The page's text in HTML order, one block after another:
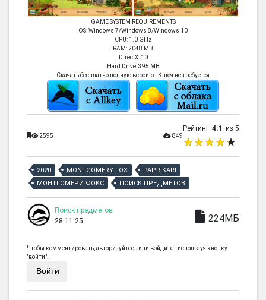
GAME SYSTEM REQUIREMENTS
OS: Windows 7/Windows 8/Windows 10
CPU: 1.0 GHz
RAM: 2048 MB
DirectX: 10
Hard Drive: 395 MB
Скачать бесплатно полную версию | Ключ не требуется
2595 849
Рейтинг 4.1 из 5
2020 MONTGOMERY FOX
PAPRIKARI
МОНТГОМЕРИ ФОКС
ПОИСК ПРЕДМЕТОВ
Поиск предметов
28.11.25
224МБ
Чтобы комментировать, авторизуйтесь или войдите - используя кнопку
"войти".
Войти